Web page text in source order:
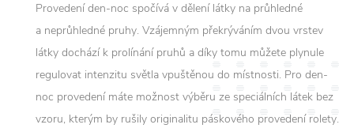
Provedení den-noc spočívá v dělení látky na průhledné
a neprůhledné pruhy. Vzájemným překrýváním dvou vrstev
látky dochází k prolínání pruhů a díky tomu můžete plynule
regulovat intenzitu světla vpuštěnou do místnosti. Pro den-
noc provedení máte možnost výběru ze speciálních látek bez
vzoru, kterým by rušily originalitu páskového provedení rolety.